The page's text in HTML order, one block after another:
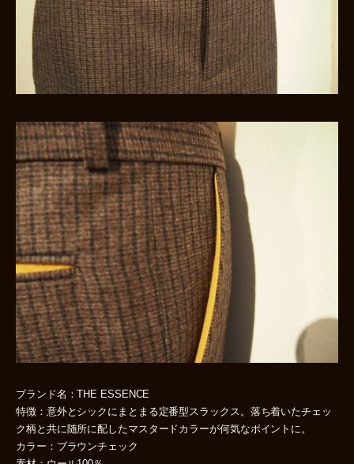
ブランド名：THE ESSENCE
特徴：意外とシックにまとまる定番型スラックス。落ち着いたチェッ
ク柄と共に随所に配したマスタードカラーが何気なポイントに。
カラー：ブラウンチェック